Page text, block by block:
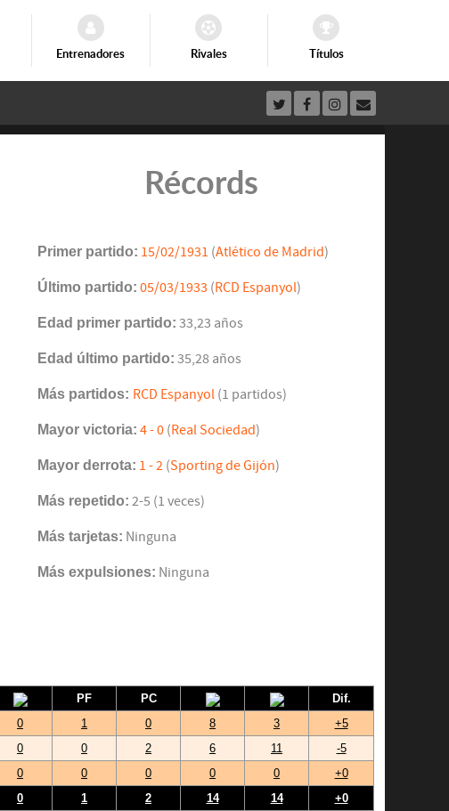
Entrenadores Rivales Títulos
Récords
Primer partido: 15/02/1931 (Atlético de Madrid)
Último partido: 05/03/1933 (RCD Espanyol)
Edad primer partido: 33,23 años
Edad último partido: 35,28 años
Más partidos: RCD Espanyol(1 partidos)
Mayor victoria: 4 - 0(Real Sociedad)
Mayor derrota: 1 - 2(Sporting de Gijón)
Más repetido: 2-5 (1 veces)
Más tarjetas: Ninguna
Más expulsiones: Ninguna
PF PC
Dif.
0 1 0 8 3
+5
0 0 2 6 11
-5
0 0 0 0 0
+0
0 1 2 14 14 +0